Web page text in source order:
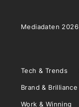
Mediadaten 2026
Tech & Trends
Brand & Brilliance
Work & Winning